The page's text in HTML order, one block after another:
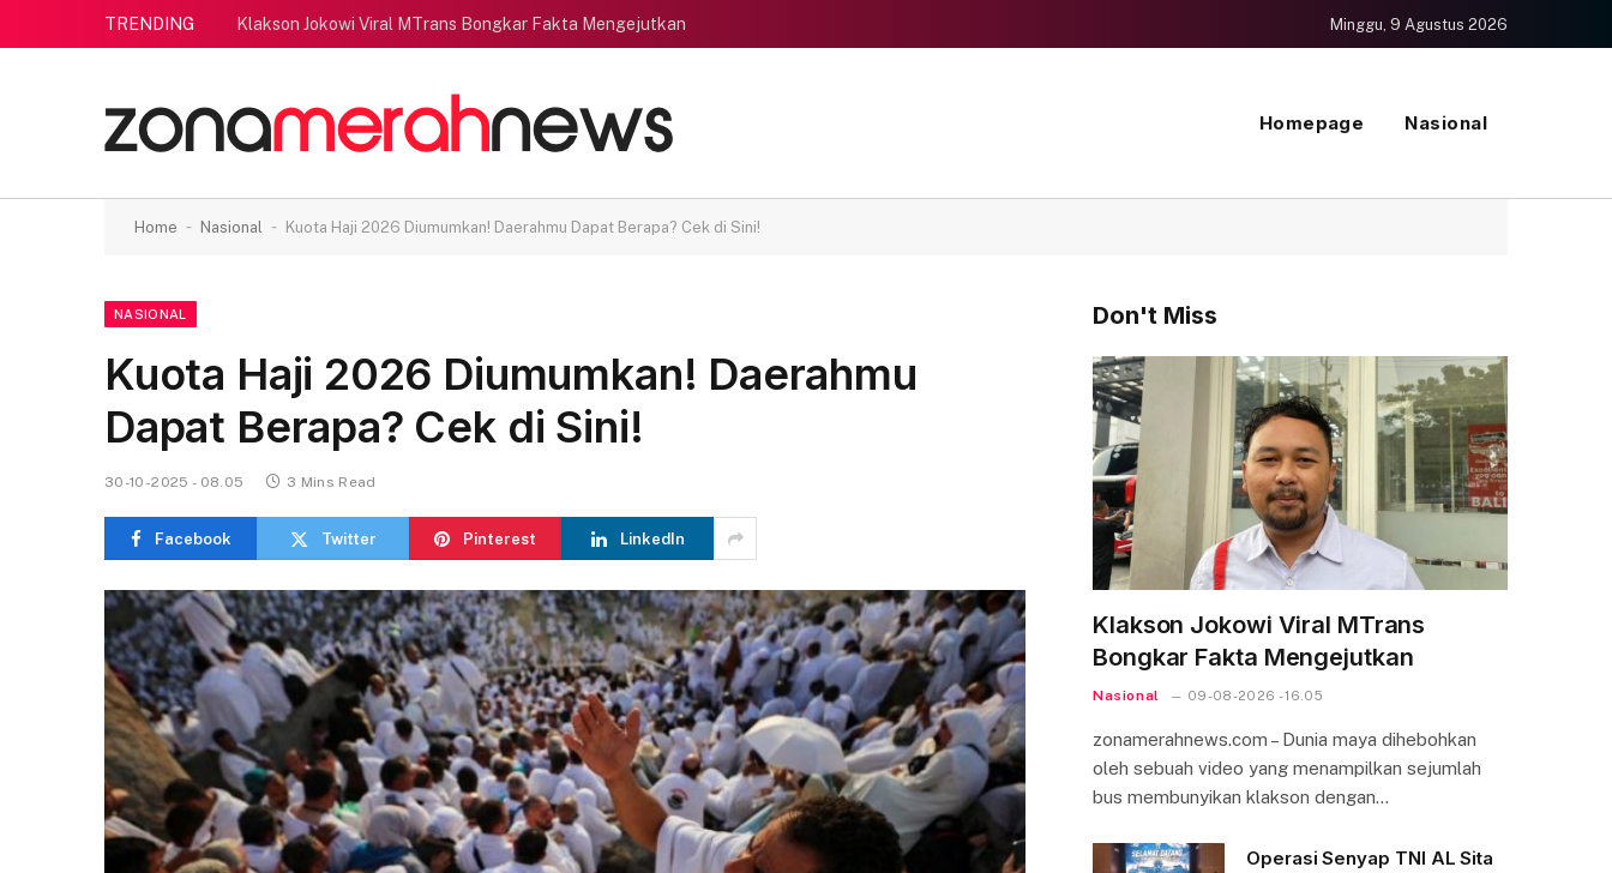
TRENDING Klakson Jokowi Viral MTrans Bongkar Fakta Mengejutkan Minggu, 9 Agustus 2026
Homepage Nasional
Home - Nasional - Kuota Haji 2026 Diumumkan! Daerahmu Dapat Berapa? Cek di Sini!
NASIONAL
Kuota Haji 2026 Diumumkan! Daerahmu
Dapat Berapa? Cek di Sini!
30-10-2025 - 08.05 3 Mins Read
Facebook Twitter Pinterest LinkedIn
Don't Miss
Klakson Jokowi Viral MTrans
Bongkar Fakta Mengejutkan
Nasional 09-08-2026 - 16.05
zonamerahnews.com – Dunia maya dihebohkan
oleh sebuah video yang menampilkan sejumlah
bus membunyikan klakson dengan…
Operasi Senyap TNI AL Sita